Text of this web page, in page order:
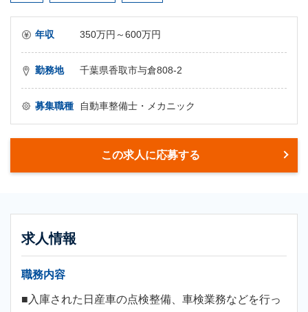
年収 350万円～600万円
勤務地 千葉県香取市与倉808-2
募集職種 自動車整備士・メカニック
この求人に応募する
求人情報
職務内容
■入庫された日産車の点検整備、車検業務などを行っ